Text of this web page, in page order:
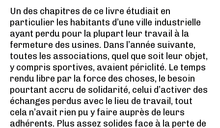
Un des chapitres de ce livre étudiait en
particulier les habitants d’une ville industrielle
ayant perdu pour la plupart leur travail à la
fermeture des usines. Dans l’année suivante,
toutes les associations, quel que soit leur objet,
y compris sportives, avaient périclité. Le temps
rendu libre par la force des choses, le besoin
pourtant accru de solidarité, celui d’activer des
échanges perdus avec le lieu de travail, tout
cela n’avait rien pu y faire auprès de leurs
adhérents. Plus assez solides face à la perte de